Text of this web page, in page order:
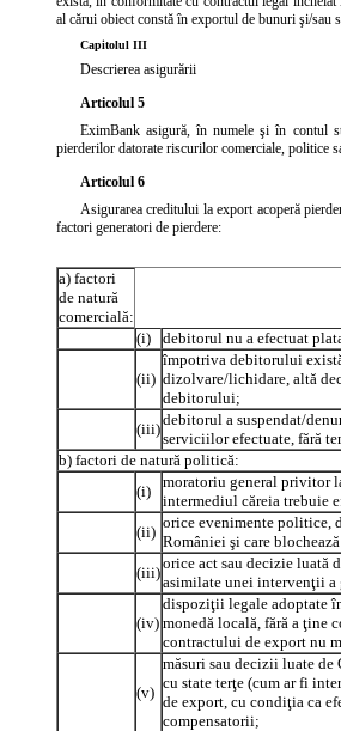
al cărui obiect constă în exportul de bunuri şi/sau
Capitolul III
Descrierea asigurării
Articolul 5
EximBank asigură, în numele şi în contul
pierderilor datorate riscurilor comerciale, politice
Articolul 6
Asigurarea creditului la export acoperă
factori generatori de pierdere:
a) factori
de natură
comercială:
(i)
debitorul nu a efectuat
(ii)
împotriva debitorului
dizolvare/lichidare, altă
debitorului;
(iii)
debitorul a suspendat/
serviciilor efectuate, fără
b) factori de natură politică:
(i)
moratoriu general privitor
intermediul căreia trebuie
(ii)
orice evenimente politice,
României şi care
(iii)
orice act sau decizie luată
asimilate unei intervenţii a
(iv)
dispoziţii legale adoptate
monedă locală, fără a ţine
contractului de export nu
(v)
măsuri sau decizii luate
cu state terţe (cum ar fi
de export, cu condiţia ca
compensatorii;